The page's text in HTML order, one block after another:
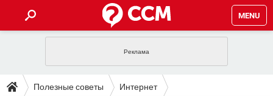
MENU
INSTAGRAM FACEBOOK
ПОЛЕЗНЫЕ СОВЕТЫ
Полезные советы Интернет